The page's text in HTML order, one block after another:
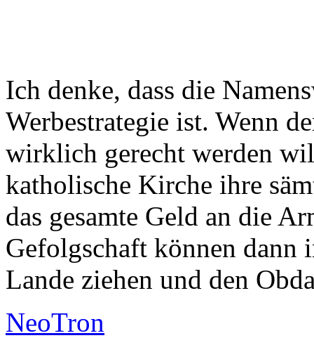
Ich denke, dass die
Werbestrategie ist. Wenn
wirklich gerecht werden
katholische Kirche ihre
das gesamte Geld an die
Gefolgschaft können dann
Lande ziehen und den
NeoTron